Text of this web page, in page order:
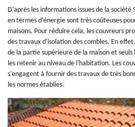
D'après les informations issues de la société
en termes d'énergie sont très coûteuses
maisons. Pour réduire cela, les couvreurs
des travaux d'isolation des combles. En
de la partie supérieure de la maison et
les retenir au niveau de l'habitation. Les
s'engagent à fournir des travaux de très
les normes établies.